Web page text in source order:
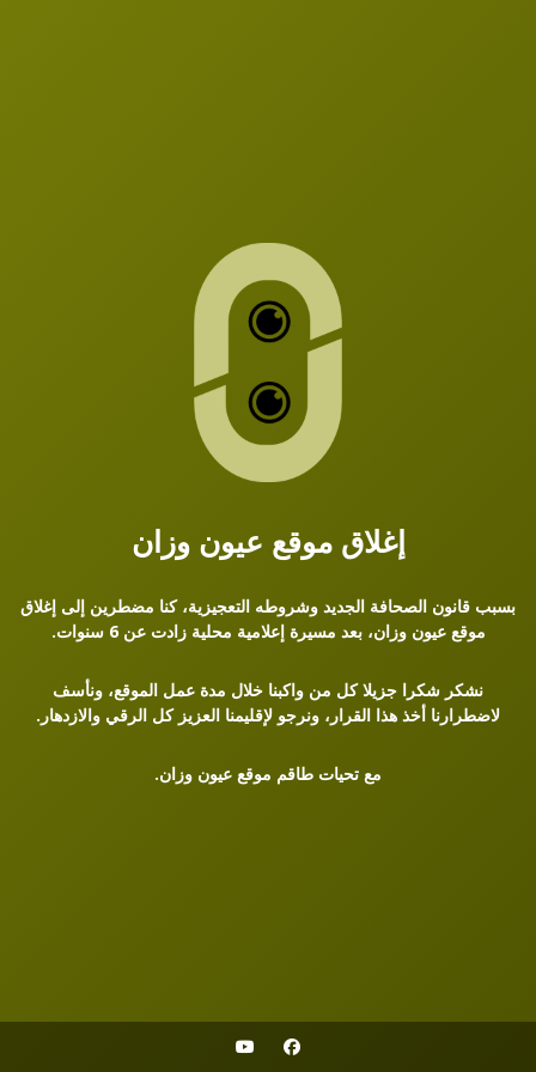
إغلاق موقع عيون وزان
بسبب قانون الصحافة الجديد وشروطه التعجيزية، كنا مضطرين إلى إغلاق
موقع عيون وزان، بعد مسيرة إعلامية محلية زادت عن 6 سنوات.
نشكر شكرا جزيلا كل من واكبنا خلال مدة عمل الموقع، ونأسف
لاضطرارنا أخذ هذا القرار، ونرجو لإقليمنا العزيز كل الرقي والازدهار.
مع تحيات طاقم موقع عيون وزان.